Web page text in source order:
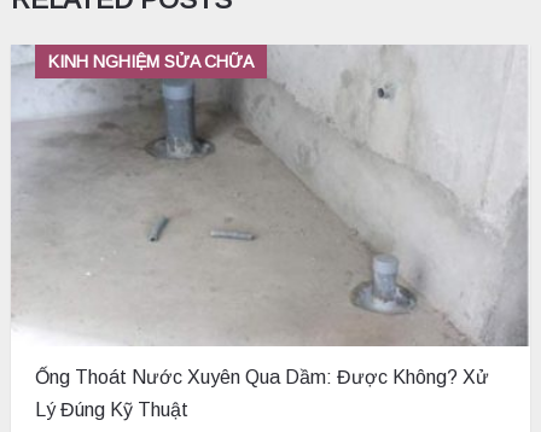
KINH NGHIỆM SỬA CHỮA
Ống Thoát Nước Xuyên Qua Dầm: Được Không? Xử
Lý Đúng Kỹ Thuật